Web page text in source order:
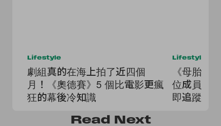
Lifestyle
劇組真的在海上拍了近四個
月！《奧德賽》5 個比電影更瘋
狂的幕後冷知識
Lifestyle
《母胎單
位成員名
即追蹤起
Read Next